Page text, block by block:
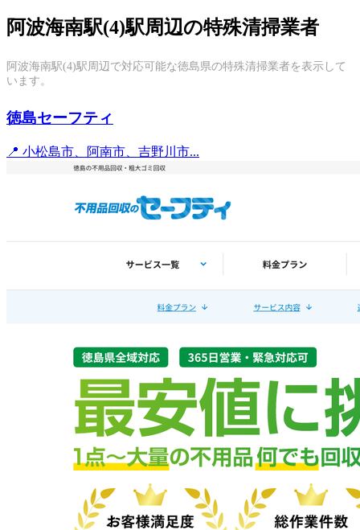
阿波海南駅(4)駅周辺の特殊清掃業者
阿波海南駅(4)駅周辺で対応可能な徳島県の特殊清掃業者を表示して
います。
徳島セーフティ
📍 小松島市、阿南市、吉野川市...